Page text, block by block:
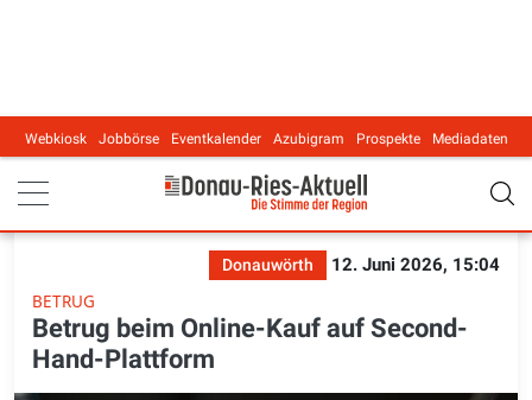
Main navigation
Webkiosk Jobbörse Eventkalender Azubigram Prospekte Mediadaten
Donauwörth
12. Juni 2026, 15:04
BETRUG
Betrug beim Online-Kauf auf Second-
Hand-Plattform